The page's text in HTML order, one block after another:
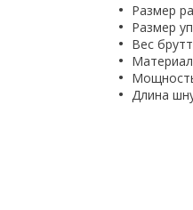
Размер
Размер
Вес
Длина